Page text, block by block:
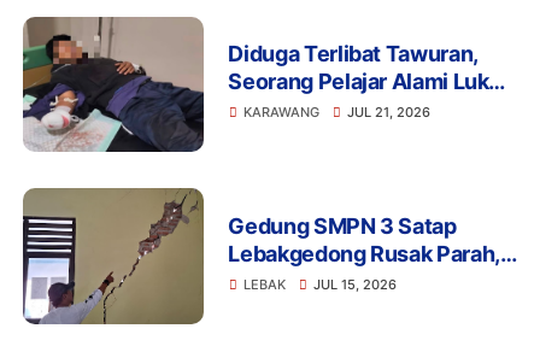
Diduga Terlibat Tawuran,
Seorang Pelajar Alami Luka
Berat di Klari, Polisi Lakukan
KARAWANG JUL 21, 2026
Gedung SMPN 3 Satap
Lebakgedong Rusak Parah,
Warga: Jangan Tunggu
LEBAK JUL 15, 2026